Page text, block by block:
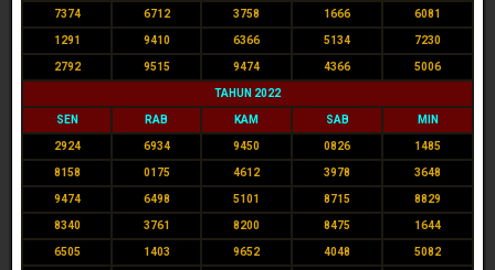
7374 6712 3758 1666 6081
1291 9410 6366 5134 7230
2792 9515 9474 4366 5006
TAHUN 2022
SEN RAB KAM SAB MIN
2924 6934 9450 0826 1485
8158 0175 4612 3978 3648
9474 6498 5101 8715 8829
8340 3761 8200 8475 1644
6505 1403 9652 4048 5082